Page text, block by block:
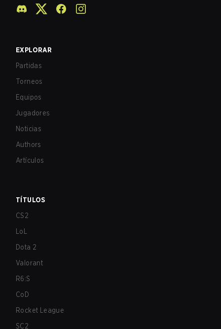
EXPLORAR
Partidas
Torneos
Equipos
Jugadores
Noticias
Authors
Artículos
TÍTULOS
CS2
LoL
Dota 2
Valorant
R6:S
CoD
Rocket League
SC2